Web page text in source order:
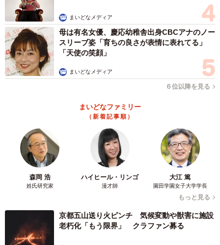
り、特に「仕事やキャリア」は男女差が16ptあり、結婚後
の役割分担や生活環境の変化が、女性の就業継続や働き方
により強く影響している可能性が示唆されました。
まいどなメディア
母は有名女優、慶応幼稚舎出身CBCアナのノー
スリーブ姿「育ちの良さが表情に表れてる」
「天使の笑顔」
まいどなメディア
６位以降を見る
まいどなファミリー
（新着記事順）
森岡 浩
姓氏研究家
ハイヒール・リンゴ
漫才師
大江 篤
園田学園女子大学学長
もっと見る
京都五山送り火ピンチ 気候変動や獣害に施設
老朽化「もう限界」 クラファン募る